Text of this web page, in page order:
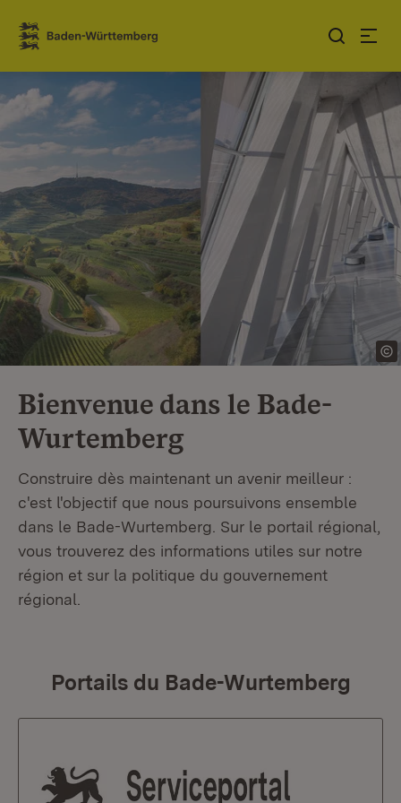
Sauter au contenu
Link zur Startseite
Bienvenue dans le Bade-
Wurtemberg
Construire dès maintenant un avenir meilleur :
c'est l'objectif que nous poursuivons ensemble
dans le Bade-Wurtemberg. Sur le portail régional,
vous trouverez des informations utiles sur notre
région et sur la politique du gouvernement
régional.
Portails du Bade-Wurtemberg